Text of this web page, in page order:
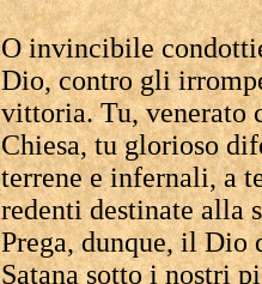
O invincibile
Dio, contro gli
vittoria. Tu, venerato
Chiesa, tu glorioso
terrene e infernali, a
redenti destinate alla
Prega, dunque, il Dio
Satana sotto i nostri